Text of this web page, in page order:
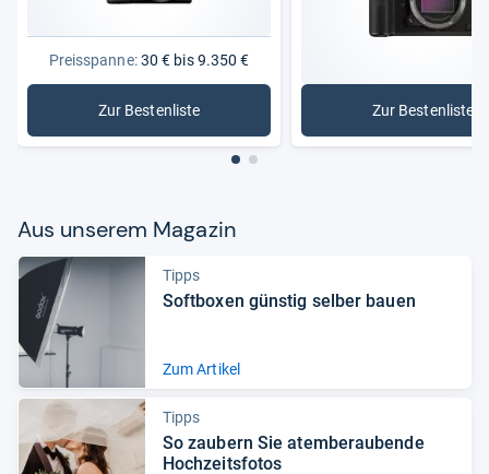
Preisspanne:30 € bis 9.350 €
Zur Bestenliste: Spiegelreflex- & SystemkamerasZur Bestenliste
: Digitale
Aus unse­rem Maga­zin
Tipps
Soft­bo­xen güns­tig sel­ber bauen
Zum Artikel
Tipps
So zau­bern Sie atem­be­rau­bende
Hoch­zeits­fo­tos